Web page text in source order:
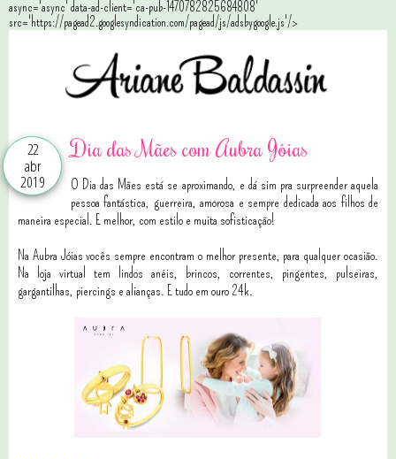
async='async' data-ad-client='ca-pub-1470782825684808'
src='https://pagead2.googlesyndication.com/pagead/js/adsbygoogle.js'/>
22
abr
2019
Dia das Mães com Aubra Jóias
O Dia das Mães está se aproximando, e dá sim pra surpreender aquela
pessoa fantástica, guerreira, amorosa e sempre dedicada aos filhos de
maneira especial. E melhor, com estilo e muita sofisticação!
Na Aubra Jóias vocês sempre encontram o melhor presente, para qualquer ocasião.
Na loja virtual tem lindos anéis, brincos, correntes, pingentes, pulseiras,
gargantilhas, piercings e alianças. E tudo em ouro 24k.